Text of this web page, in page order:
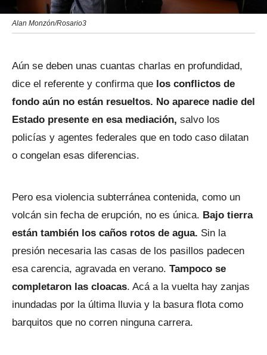
Alan Monzón/Rosario3
Aún se deben unas cuantas charlas en profundidad,
dice el referente y confirma que los conflictos de
fondo aún no están resueltos. No aparece nadie del
Estado presente en esa mediación, salvo los
policías y agentes federales que en todo caso dilatan
o congelan esas diferencias.
Pero esa violencia subterránea contenida, como un
volcán sin fecha de erupción, no es única. Bajo tierra
están también los caños rotos de agua. Sin la
presión necesaria las casas de los pasillos padecen
esa carencia, agravada en verano. Tampoco se
completaron las cloacas. Acá a la vuelta hay zanjas
inundadas por la última lluvia y la basura flota como
barquitos que no corren ninguna carrera.